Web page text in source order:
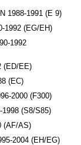
1988-1991 (E 9)
1992 (EG/EH)
1992
(ED/EE)
(EC)
2000 (F300)
(S8/S85)
(AF/AS)
2004 (EH/EG)